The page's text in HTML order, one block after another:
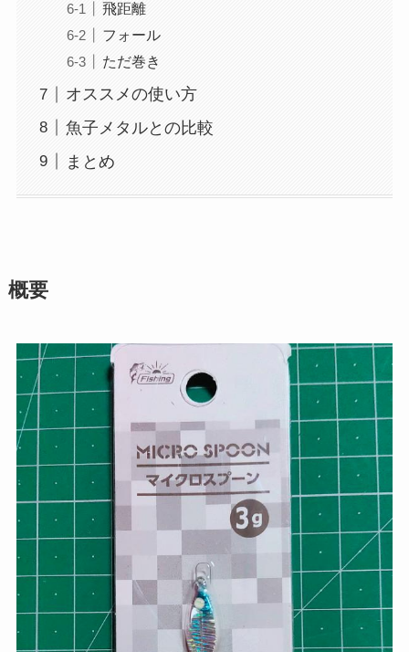
飛距離
フォール
ただ巻き
オススメの使い方
魚子メタルとの比較
まとめ
概要